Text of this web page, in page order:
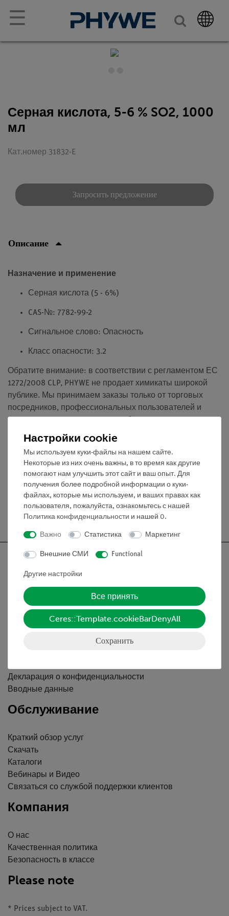
☰
Серная кислота, 5-6 % SO2, 1000
мл
Кат.номер 31832-E
Запросить предложение
Описание
Назначение и применение
Серная кислота (5 - 6%)
CAS-№: 7782-99-2
Сигнальное слово: Опасность
Класс опасности: 3.2
Обратите внимание: в соответствии с регламентом ЕС
1272/2008 CLP, PHYWE не продает химикаты широкой
публике. Мы принимаем заказы только от торговых
посредников, профессиональных пользователей и
научно-исследовательских, учебных и
образовательных учреждений.
Медиа / Загрузки
Бесплатная доставка от 300,- €
Информация
Декларация о конфиденциальности
Вводные данные
Обслуживание
Краткий обзор услуг
Скачать
Каталоги
Вебинары и Видео
Связаться со службой поддержки клиентов
Компания
О нас
Качественная политика
Безопасность в классе
Please note
* Prices subject to VAT.
Настройки cookie
Мы используем куки-файлы на нашем сайте.
Некоторые из них очень важны, в то время как другие
помогают нам улучшить этот сайт и ваш опыт. Для
получения более подробной информации о куки-
файлах, которые мы используем, и ваших правах как
пользователя, пожалуйста, ознакомьтесь с нашей
Политика конфиденциальности и нашей 0.
Важно Статистика Маркетинг
Внешние СМИ Functional
Другие настройки
Все принять
Ceres::Template.cookieBarDenyAll
Сохранить